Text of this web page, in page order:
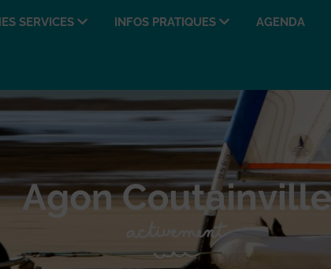
SERVICES INFOS PRATIQUES AGENDA